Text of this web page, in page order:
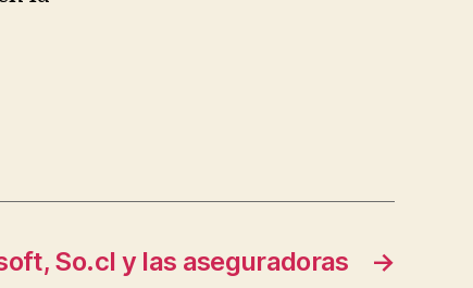
→
So.cl y las aseguradoras